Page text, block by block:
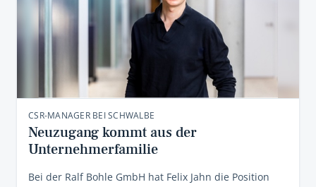
CSR-MANAGER BEI SCHWALBE
Neuzugang kommt aus der
Unternehmerfamilie
Bei der Ralf Bohle GmbH hat Felix Jahn die Position